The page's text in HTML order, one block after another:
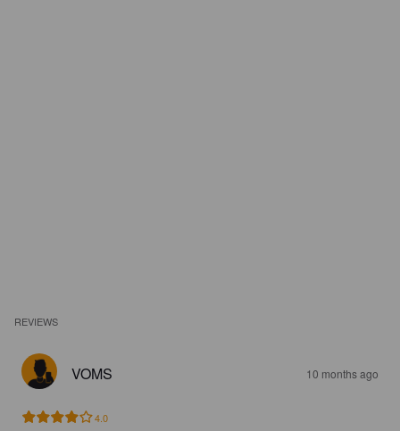
REVIEWS
VOMS 10 months ago
4.0